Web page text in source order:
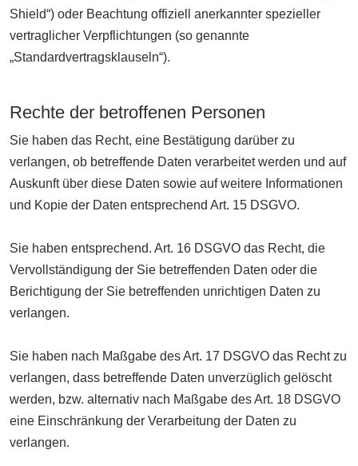
Shield“) oder Beachtung offiziell anerkannter spezieller
vertraglicher Verpflichtungen (so genannte
„Standardvertragsklauseln“).
Rechte der betroffenen Personen
Sie haben das Recht, eine Bestätigung darüber zu
verlangen, ob betreffende Daten verarbeitet werden und auf
Auskunft über diese Daten sowie auf weitere Informationen
und Kopie der Daten entsprechend Art. 15 DSGVO.
Sie haben entsprechend. Art. 16 DSGVO das Recht, die
Vervollständigung der Sie betreffenden Daten oder die
Berichtigung der Sie betreffenden unrichtigen Daten zu
verlangen.
Sie haben nach Maßgabe des Art. 17 DSGVO das Recht zu
verlangen, dass betreffende Daten unverzüglich gelöscht
werden, bzw. alternativ nach Maßgabe des Art. 18 DSGVO
eine Einschränkung der Verarbeitung der Daten zu
verlangen.